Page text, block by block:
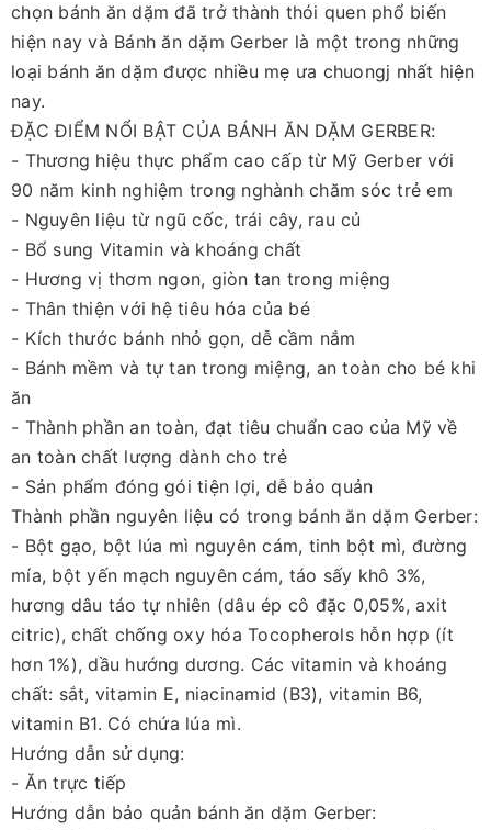
chọn bánh ăn dặm đã trở thành thói quen phổ biến
hiện nay và Bánh ăn dặm Gerber là một trong những
loại bánh ăn dặm được nhiều mẹ ưa chuongj nhất hiện
nay.
ĐẶC ĐIỂM NỔI BẬT CỦA BÁNH ĂN DẶM GERBER:
- Thương hiệu thực phẩm cao cấp từ Mỹ Gerber với
90 năm kinh nghiệm trong nghành chăm sóc trẻ em
- Nguyên liệu từ ngũ cốc, trái cây, rau củ
- Bổ sung Vitamin và khoáng chất
- Hương vị thơm ngon, giòn tan trong miệng
- Thân thiện với hệ tiêu hóa của bé
- Kích thước bánh nhỏ gọn, dễ cầm nắm
- Bánh mềm và tự tan trong miệng, an toàn cho bé khi
ăn
- Thành phần an toàn, đạt tiêu chuẩn cao của Mỹ về
an toàn chất lượng dành cho trẻ
- Sản phẩm đóng gói tiện lợi, dễ bảo quản
Thành phần nguyên liệu có trong bánh ăn dặm Gerber:
- Bột gạo, bột lúa mì nguyên cám, tinh bột mì, đường
mía, bột yến mạch nguyên cám, táo sấy khô 3%,
hương dâu táo tự nhiên (dâu ép cô đặc 0,05%, axit
citric), chất chống oxy hóa Tocopherols hỗn hợp (ít
hơn 1%), dầu hướng dương. Các vitamin và khoáng
chất: sắt, vitamin E, niacinamid (B3), vitamin B6,
vitamin B1. Có chứa lúa mì.
Hướng dẫn sử dụng:
- Ăn trực tiếp
Hướng dẫn bảo quản bánh ăn dặm Gerber: